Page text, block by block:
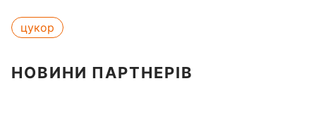
цукор
НОВИНИ ПАРТНЕРІВ